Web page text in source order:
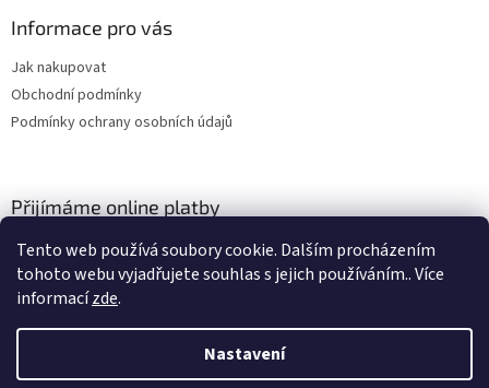
Tento web používá soubory cookie. Dalším procházením
tohoto webu vyjadřujete souhlas s jejich používáním.. Více
informacízde.
Nastavení
Informace pro vás
Jak nakupovat
Obchodní podmínky
Podmínky ochrany osobních údajů
Přijímáme online platby
Vytvořil Shoptet